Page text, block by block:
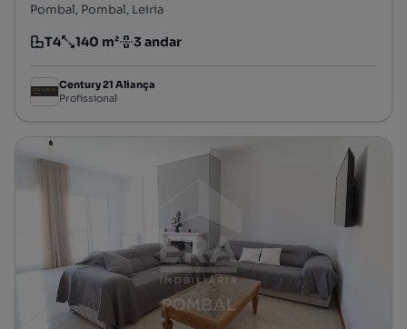
Pombal, Pombal, Leiria
Tipologia
T4
Preço por metro quadrado
140 m²
Andar 3 andar
Century 21 Aliança
Profissional